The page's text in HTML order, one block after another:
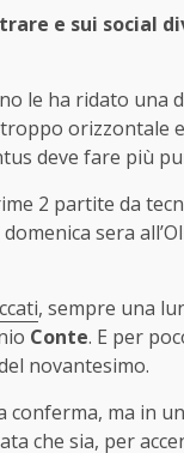
e sui social
le ha ridato una
orizzontale
deve fare più
2 partite da
sera
, sempre una
Conte. E per
novantesimo.
ma in
che sia, per